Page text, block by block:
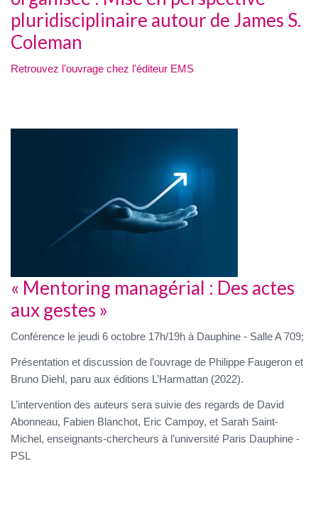
pluridisciplinaire autour de James S.
Coleman
Retrouvez l'ouvrage chez l'éditeur EMS
« Mentoring managérial : Des actes
aux gestes »
Conférence le jeudi 6 octobre 17h/19h à Dauphine - Salle A 709;
Présentation et discussion de l’ouvrage de Philippe Faugeron et
Bruno Diehl, paru aux éditions L’Harmattan (2022).
L’intervention des auteurs sera suivie des regards de David
Abonneau, Fabien Blanchot, Eric Campoy, et Sarah Saint-
Michel, enseignants-chercheurs à l’université Paris Dauphine -
PSL